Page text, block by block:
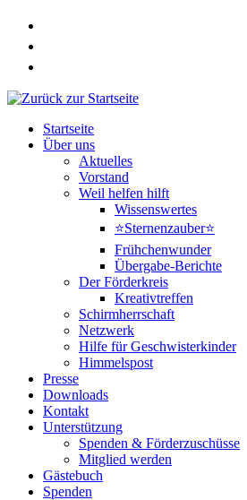
Zum
springen
Startseite
Über uns
Aktuelles
Vorstand
Weil helfen hilft
Wissenswertes
⭐Sternenzauber⭐
Frühchenwunder
Übergabe-Berichte
Der Förderkreis
Kreativtreffen
Schirmherrschaft
Netzwerk
Hilfe für Geschwisterkinder
Himmelspost
Presse
Downloads
Kontakt
Unterstützung
Spenden & Förderzuschüsse
Mitglied werden
Gästebuch
Spenden